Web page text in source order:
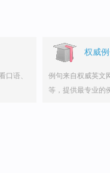
口语、
权威
例句来自权威英文
等，提供最专业的